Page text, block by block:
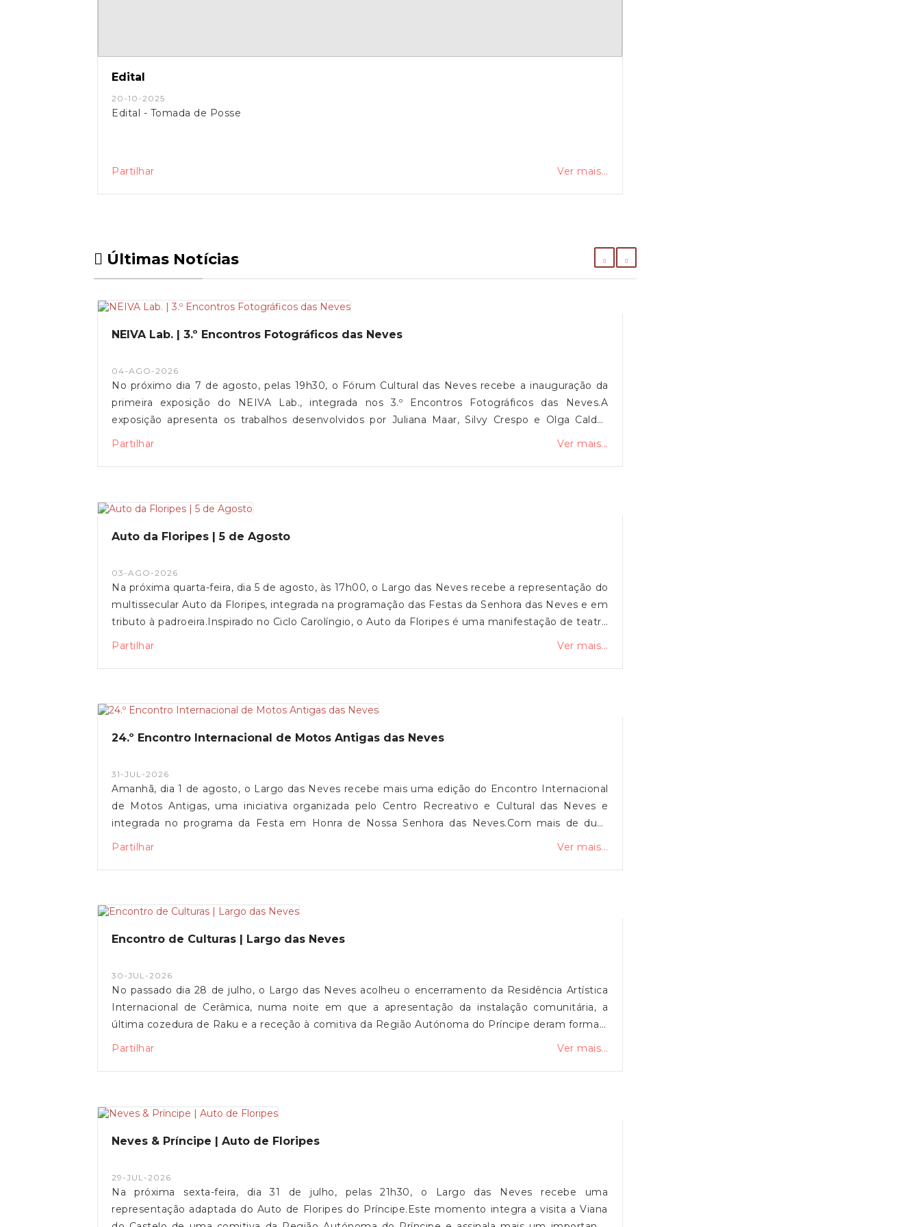
Edital
20-10-2025
Edital - Tomada de Posse
Partilhar Ver mais...
Últimas Notícias
NEIVA Lab. | 3.º Encontros Fotográficos das Neves
04-AGO-2026
No próximo dia 7 de agosto, pelas 19h30, o Fórum Cultural das Neves recebe a inauguração da
primeira exposição do NEIVA Lab., integrada nos 3.º Encontros Fotográficos das Neves.A
exposição apresenta os trabalhos desenvolvidos por Juliana Maar, Silvy Crespo e Olga Caldas
durante o primeiro ano da residência artística, dedicada à fotografia contemporânea e à relação
de Freguesia de Vila de Punhe e pela Associação Filhos do Neiva.A exposição estará patente até
Partilhar Ver mais...
Auto da Floripes | 5 de Agosto
03-AGO-2026
Na próxima quarta-feira, dia 5 de agosto, às 17h00, o Largo das Neves recebe a representação do
multissecular Auto da Floripes, integrada na programação das Festas da Senhora das Neves e em
tributo à padroeira.Inspirado no Ciclo Carolíngio, o Auto da Floripes é uma manifestação de teatro
popular que reúne ação, expressão dramática, texto, canto, dança e mímica, conjugando
realização anual contínua, afirma-se como uma das referências do teatro popular português e
que partilham o Lugar das Neves.A Junta de Freguesia de Vila de Punhe convida toda a
Partilhar Ver mais...
24.º Encontro Internacional de Motos Antigas das Neves
31-JUL-2026
Amanhã, dia 1 de agosto, o Largo das Neves recebe mais uma edição do Encontro Internacional
de Motos Antigas, uma iniciativa organizada pelo Centro Recreativo e Cultural das Neves e
integrada no programa da Festa em Honra de Nossa Senhora das Neves.Com mais de duas
décadas de história, este encontro volta a reunir amantes das motos antigas, num momento de
convida toda a comunidade a marcar presença nesta iniciativa.
Partilhar Ver mais...
Encontro de Culturas | Largo das Neves
30-JUL-2026
No passado dia 28 de julho, o Largo das Neves acolheu o encerramento da Residência Artística
Internacional de Cerâmica, numa noite em que a apresentação da instalação comunitária, a
última cozedura de Raku e a receção à comitiva da Região Autónoma do Príncipe deram forma a
um encontro de culturas.Entre o fogo da cerâmica e os ritmos tradicionais da Ilha do Príncipe,
encontro.
Partilhar Ver mais...
Neves & Príncipe | Auto de Floripes
29-JUL-2026
Na próxima sexta-feira, dia 31 de julho, pelas 21h30, o Largo das Neves recebe uma
representação adaptada do Auto de Floripes do Príncipe.Este momento integra a visita a Viana